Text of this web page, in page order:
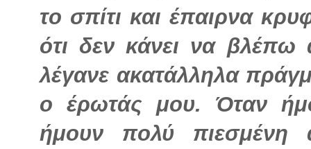
το σπίτι και έπαιρνα
ότι δεν κάνει να βλέπω
λέγανε ακατάλληλα
ο έρωτάς μου. Όταν
ήμουν πολύ πιεσμένη